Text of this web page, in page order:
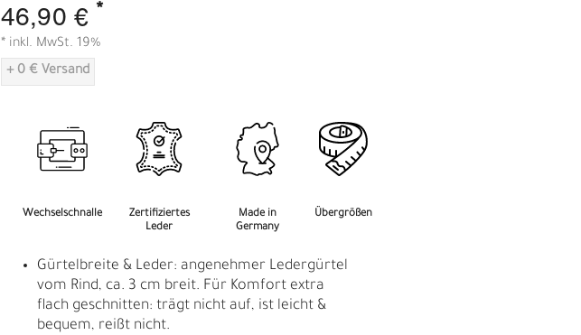
46,90 € *
* inkl. MwSt. 19%
+ 0 € Versand
Wechselschnalle
Zertifiziertes
Leder
Made in
Germany
Übergrößen
Gürtelbreite & Leder: angenehmer Ledergürtel
vom Rind, ca. 3 cm breit. Für Komfort extra
flach geschnitten: trägt nicht auf, ist leicht &
bequem, reißt nicht.